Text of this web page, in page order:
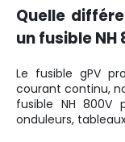
Quelle
un fusible NH
Le fusible gPV
courant continu,
fusible NH 800V
onduleurs,